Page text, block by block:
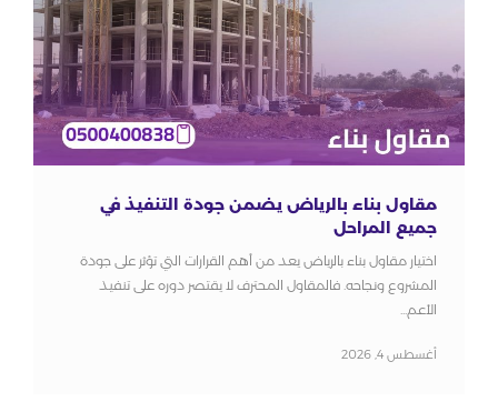
مقاول بناء بالرياض يضمن جودة التنفيذ في
جميع المراحل
اختيار مقاول بناء بالرياض يعد من أهم القرارات التي تؤثر على جودة
المشروع ونجاحه. فالمقاول المحترف لا يقتصر دوره على تنفيذ
الأعم...
أغسطس 4, 2026